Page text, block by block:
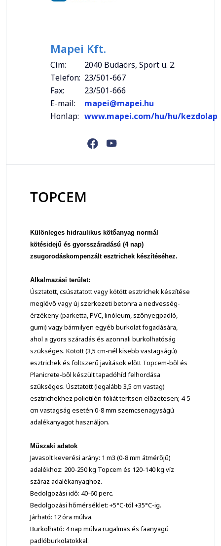
Mapei Kft.
Cím:
2040 Budaörs, Sport u. 2.
Telefon: 23/501-667
Fax:
23/501-666
E-mail:
mapei@mapei.hu
Honlap: www.mapei.com/hu/hu/kezdolap
TOPCEM
Különleges hidraulikus kötőanyag normál
kötésidejű és gyorsszáradású (4 nap)
zsugorodáskompenzált esztrichek készítéséhez.
Alkalmazási terület:
Úsztatott, csúsztatott vagy kötött esztrichek készítése
meglévő vagy új szerkezeti betonra a nedvesség-
érzékeny (parketta, PVC, linóleum, szőnyegpadló,
gumi) vagy bármilyen egyéb burkolat fogadására,
ahol a gyors száradás és azonnali burkolhatóság
szükséges. Kötött (3,5 cm-nél kisebb vastagságú)
esztrichek és foltszerű javítások előtt Topcem-ből és
Planicrete-ből készült tapadóhíd felhordása
szükséges. Úsztatott (legalább 3,5 cm vastag)
esztrichekhez polietilén fóliát terítsen előzetesen; 4-5
cm vastagság esetén 0-8 mm szemcsenagyságú
adalékanyagot használjon.
Műszaki adatok
Javasolt keverési arány: 1 m3 (0-8 mm átmérőjű)
adalékhoz: 200-250 kg Topcem és 120-140 kg víz
száraz adalékanyaghoz.
Bedolgozási idő: 40-60 perc.
Bedolgozási hőmérséklet: +5°C-tól +35°C-ig.
Járható: 12 óra múlva.
Burkolható: 4 nap múlva rugalmas és faanyagú
padlóburkolatokkal.